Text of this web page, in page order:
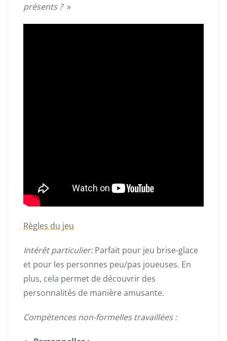
présents ? »
Règles du jeu
Intérêt particulier:Parfait pour jeu brise-glace
et pour les personnes peu/pas joueuses. En
plus, cela permet de découvrir des
personnalités de manière amusante.
Compétences non-formelles travaillées :